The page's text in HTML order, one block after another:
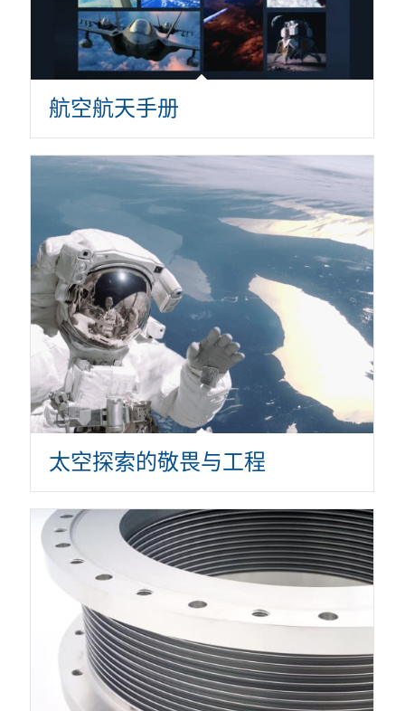
航空航天手册
太空探索的敬畏与工程